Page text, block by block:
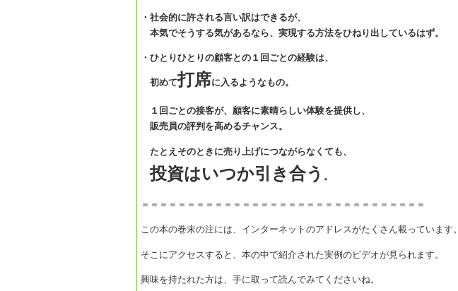
・社会的に許される言い訳はできるが、
本気でそうする気があるなら、実現する方法をひねり出しているはず。
・ひとりひとりの顧客との１回ごとの経験は、
初めて打席に入るようなもの。
１回ごとの接客が、顧客に素晴らしい体験を提供し、
販売員の評判を高めるチャンス。
たとえそのときに売り上げにつながらなくても、
投資はいつか引き合う 。
＝＝＝＝＝＝＝＝＝＝＝＝＝＝＝＝＝＝＝＝＝＝＝＝＝＝＝＝＝＝＝
この本の巻末の注には、インターネットのアドレスがたくさん載っています。
そこにアクセスすると、本の中で紹介された実例のビデオが見られます。
興味を持たれた方は、手に取って読んでみてくださいね。